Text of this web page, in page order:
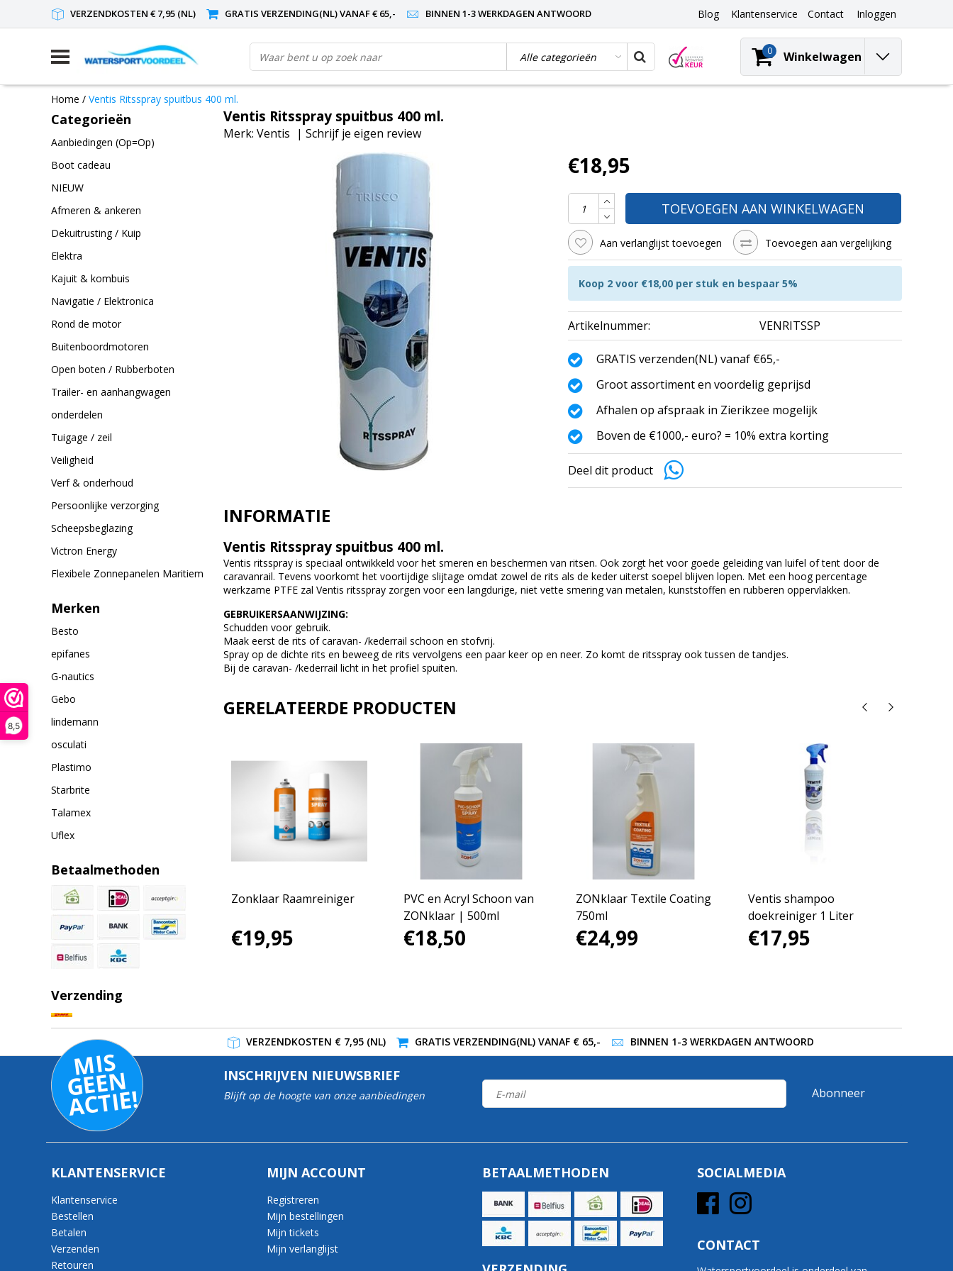
8,5
VERZENDKOSTEN € 7,95 (NL) GRATIS VERZENDING(NL) VANAF € 65,- BINNEN 1-3 WERKDAGEN ANTWOORD Blog Klantenservice Contact Inloggen
0 Winkelwagen
Home / Ventis Ritsspray spuitbus 400 ml.
Categorieën
Aanbiedingen (Op=Op)
Boot cadeau
NIEUW
Afmeren & ankeren
Dekuitrusting / Kuip
Elektra
Kajuit & kombuis
Navigatie / Elektronica
Rond de motor
Buitenboordmotoren
Open boten / Rubberboten
Trailer- en aanhangwagen
onderdelen
Tuigage / zeil
Veiligheid
Verf & onderhoud
Persoonlijke verzorging
Scheepsbeglazing
Victron Energy
Flexibele Zonnepanelen Maritiem
Merken
Besto
epifanes
G-nautics
Gebo
lindemann
osculati
Plastimo
Starbrite
Talamex
Uflex
Betaalmethoden
Verzending
Ventis Ritsspray spuitbus 400 ml.
Merk: Ventis | Schrijf je eigen review
€18,95
TOEVOEGEN AAN WINKELWAGEN
Aan verlanglijst toevoegen Toevoegen aan vergelijking
Koop 2 voor €18,00 per stuk en bespaar 5%
Artikelnummer: VENRITSSP
GRATIS verzenden(NL) vanaf €65,-
Groot assortiment en voordelig geprijsd
Afhalen op afspraak in Zierikzee mogelijk
Boven de €1000,- euro? = 10% extra korting
Deel dit product
INFORMATIE
Ventis Ritsspray spuitbus 400 ml.
Ventis ritsspray is speciaal ontwikkeld voor het smeren en beschermen van ritsen. Ook zorgt het voor goede geleiding van luifel of tent door de
caravanrail. Tevens voorkomt het voortijdige slijtage omdat zowel de rits als de keder uiterst soepel blijven lopen. Met een hoog percentage
werkzame PTFE zal Ventis ritsspray zorgen voor een langdurige, niet vette smering van metalen, kunststoffen en rubberen oppervlakken.
GEBRUIKERSAANWIJZING:
Schudden voor gebruik.
Maak eerst de rits of caravan- /kederrail schoon en stofvrij.
Spray op de dichte rits en beweeg de rits vervolgens een paar keer op en neer. Zo komt de ritsspray ook tussen de tandjes.
Bij de caravan- /kederrail licht in het profiel spuiten.
GERELATEERDE PRODUCTEN
EHBO Set van Zonklaar |
Compleet en Compact
Eerste Hulp Pakket voor
Canvas
€79,95
Zonklaar Raamreiniger
€19,95
PVC en Acryl Schoon van
ZONklaar | 500ml
€18,50
ZONklaar Textile Coating
750ml
€24,99
Ventis shampoo
doekreiniger 1 Liter
€17,95
VERZENDKOSTEN € 7,95 (NL) GRATIS VERZENDING(NL) VANAF € 65,- BINNEN 1-3 WERKDAGEN ANTWOORD
MI
S
G
E
E
N
A
C
TI
E!
INSCHRIJVEN NIEUWSBRIEF
Blijft op de hoogte van onze aanbiedingen Abonneer
KLANTENSERVICE
Klantenservice
Bestellen
Betalen
Verzenden
Retouren
MIJN ACCOUNT
Registreren
Mijn bestellingen
Mijn tickets
Mijn verlanglijst
BETAALMETHODEN SOCIALMEDIA
CONTACT